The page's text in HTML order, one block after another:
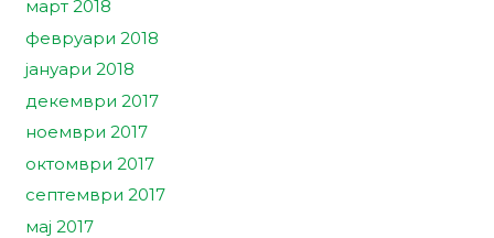
март 2018
февруари 2018
јануари 2018
декември 2017
ноември 2017
октомври 2017
септември 2017
мај 2017